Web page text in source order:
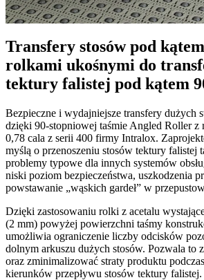
Transfery stosów pod
rolkami ukośnymi do
tektury falistej pod kątem
Bezpieczne i wydajniejsze transfery dużych
dzięki 90-stopniowej taśmie Angled Roller z
0,78 cala z serii 400 firmy Intralox.
myślą o przenoszeniu stosów tektury falistej
problemy typowe dla innych systemów
niski poziom bezpieczeństwa, uszkodzenia
powstawanie „wąskich gardeł” w
Dzięki zastosowaniu rolki z acetalu
(2 mm) powyżej powierzchni taśmy
umożliwia ograniczenie liczby odcisków
dolnym arkuszu dużych stosów. Pozwala to
oraz zminimalizować straty produktu
kierunków przepływu stosów tektury falistej.